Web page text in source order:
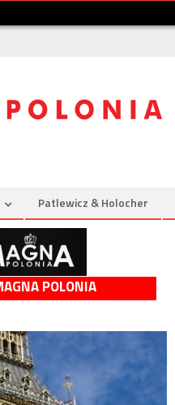
Patlewicz & Holocher
POLONIA